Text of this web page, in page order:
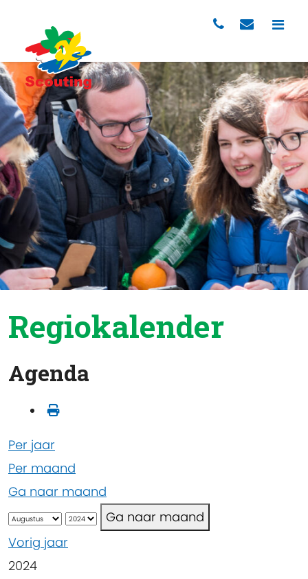
Regiokalender
Agenda
Per jaar
Per maand
Ga naar maand
Ga naar maand
Vorig jaar
2024